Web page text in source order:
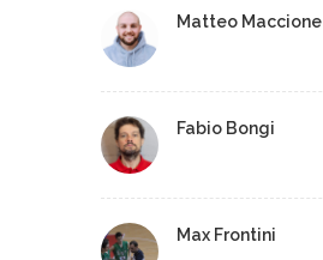
Matteo Maccione
Fabio Bongi
Max Frontini